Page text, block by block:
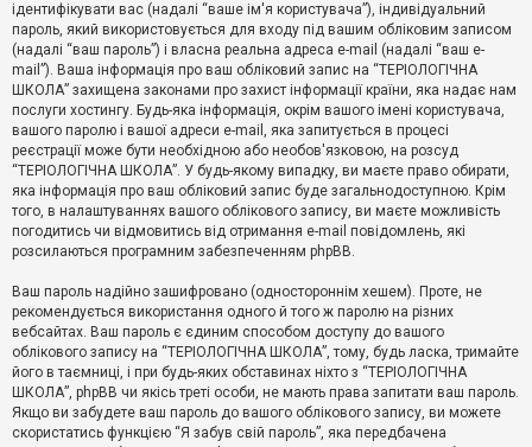
е
м
и
П
о
ш
у
Д
о
м
о
г
ідентифікувати вас (надалі “ваше ім'я користувача”), індивідуальний
пароль, який використовується для входу під вашим обліковим записом
(надалі “ваш пароль”) і власна реальна адреса e-mail (надалі “ваш e-
mail”). Ваша інформація про ваш обліковий запис на “ТЕРІОЛОГІЧНА
ШКОЛА” захищена законами про захист інформації країни, яка надає нам
послуги хостингу. Будь-яка інформація, окрім вашого імені користувача,
вашого паролю і вашої адреси e-mail, яка запитується в процесі
реєстрації може бути необхідною або необов'язковою, на розсуд
“ТЕРІОЛОГІЧНА ШКОЛА”. У будь-якому випадку, ви маєте право обирати,
яка інформація про ваш обліковий запис буде загальнодоступною. Крім
того, в налаштуваннях вашого облікового запису, ви маєте можливість
погодитись чи відмовитись від отримання e-mail повідомлень, які
розсилаються програмним забезпеченням phpBB.
Ваш пароль надійно зашифровано (одностороннім хешем). Проте, не
рекомендується використання одного й того ж паролю на різних
вебсайтах. Ваш пароль є єдиним способом доступу до вашого
облікового запису на “ТЕРІОЛОГІЧНА ШКОЛА”, тому, будь ласка, тримайте
його в таємниці, і при будь-яких обставинах ніхто з “ТЕРІОЛОГІЧНА
ШКОЛА”, phpBB чи якісь треті особи, не мають права запитати ваш пароль.
Якщо ви забудете ваш пароль до вашого облікового запису, ви можете
скористатись функцією “Я забув свій пароль”, яка передбачена